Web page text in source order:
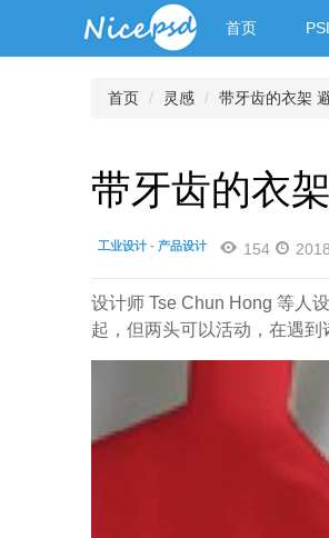
首页
首页 灵感 带牙齿的衣架
带牙齿的衣
工业设计 - 产品设计 154
设计师 Tse Chun Hong 等人
起，但两头可以活动，在遇到